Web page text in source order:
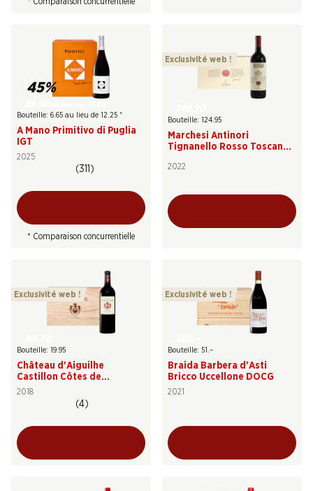
45%
Bouteille: 6.65 au lieu de 12.25 *
A Mano Primitivo di Puglia
IGT
2025
(311)
* Comparaison concurrentielle
Exclusivité web !
Bouteille: 124.95
Marchesi Antinori
Tignanello Rosso Toscana
2022
Exclusivité web !
Bouteille: 19.95
Château d'Aiguilhe
Castillon Côtes de
Bordeaux AOC
2018
(4)
Exclusivité web !
Bouteille: 51.–
Braida Barbera d'Asti
Bricco Uccellone DOCG
2021